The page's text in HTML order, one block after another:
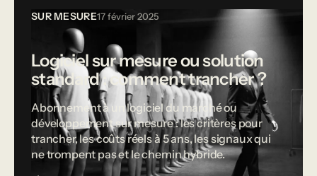
SUR MESURE17 février 2025
Logiciel sur mesure ou solution
standard : comment trancher ?
Abonnement à un logiciel du marché ou
développement sur mesure : les critères pour
trancher, les coûts réels à 5 ans, les signaux qui
ne trompent pas et le chemin hybride.